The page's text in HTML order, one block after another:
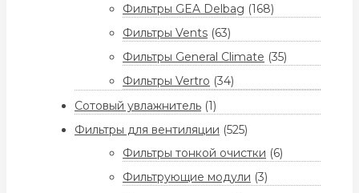
Фильтры GEA Delbag (168)
Фильтры Vents (63)
Фильтры General Climate (35)
Фильтры Vertro (34)
Сотовый увлажнитель (1)
Фильтры для вентиляции (525)
Фильтры тонкой очистки (6)
Фильтрующие модули (3)